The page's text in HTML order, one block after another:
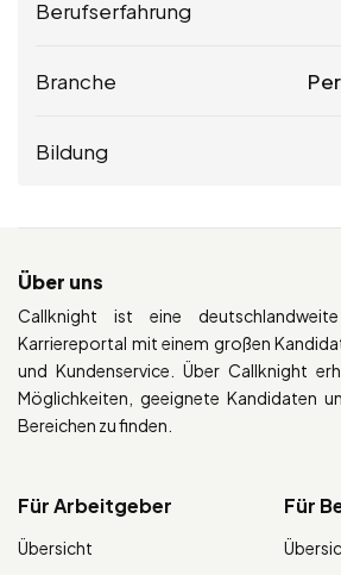
Berufserfahrung
Branche
Bildung
Über uns
Callknight ist eine
Karriereportal mit einem großen
und Kundenservice. Über Callknight
Möglichkeiten, geeignete Kandidaten
Bereichen zu finden.
Für Arbeitgeber
Übersicht
Für